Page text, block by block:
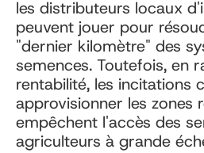
les distributeurs locaux
peuvent jouer pour
"dernier kilomètre" des
semences. Toutefois, en
rentabilité, les incitations
approvisionner les zones
empêchent l'accès des
agriculteurs à grande